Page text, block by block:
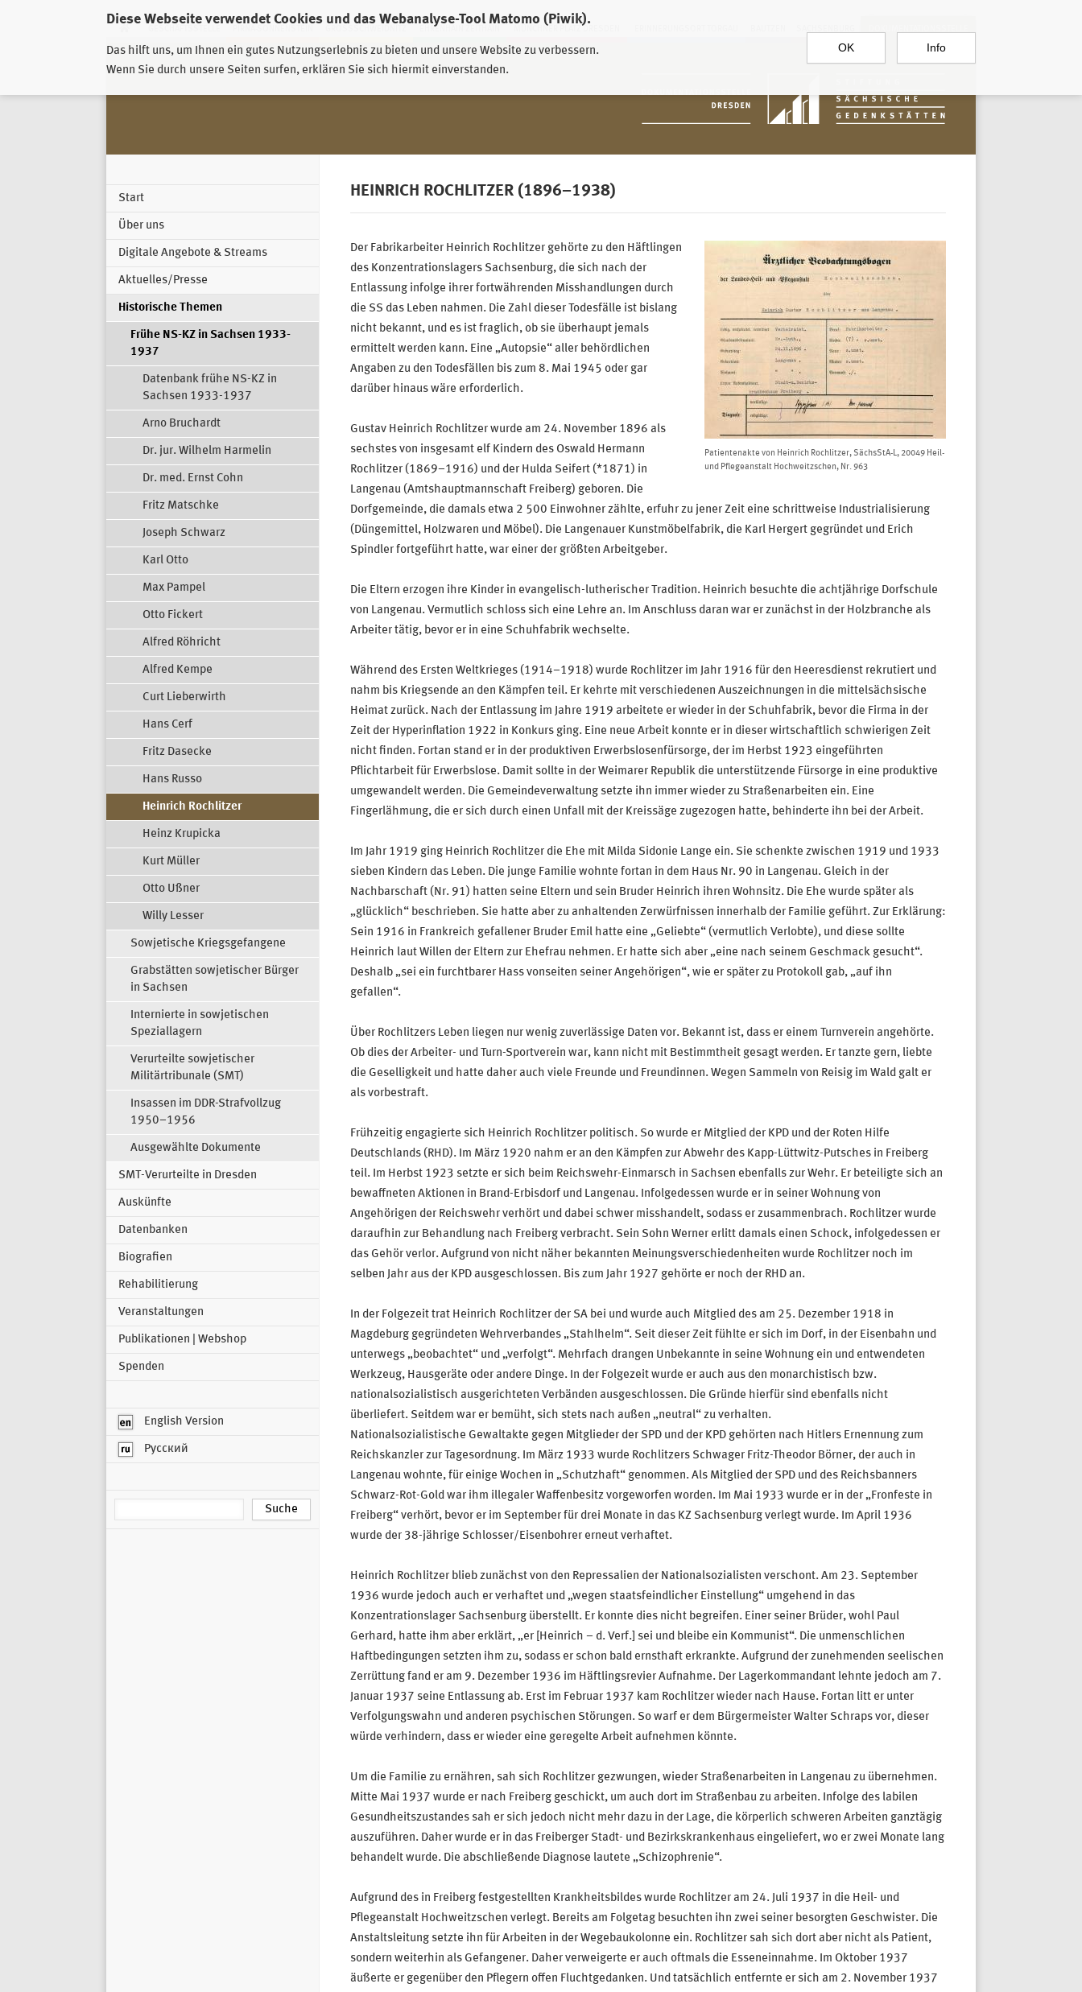
Diese Webseite verwendet Cookies und das Webanalyse-Tool Matomo (Piwik).
Das hilft uns, um Ihnen ein gutes Nutzungserlebnis zu bieten und unsere Website zu verbessern.
Wenn Sie durch unsere Seiten surfen, erklären Sie sich hiermit einverstanden.
OK Info
EHRENHAIN ZEITHAIN MÜNCHNER PLATZ DRESDEN
Start
Über uns
Digitale Angebote & Streams
Aktuelles/Presse
Historische Themen
Frühe NS-KZ in Sachsen 1933-
1937
Datenbank frühe NS-KZ in
Sachsen 1933-1937
Arno Bruchardt
Dr. jur. Wilhelm Harmelin
Dr. med. Ernst Cohn
Fritz Matschke
Joseph Schwarz
Karl Otto
Max Pampel
Otto Fickert
Alfred Röhricht
Alfred Kempe
Curt Lieberwirth
Hans Cerf
Fritz Dasecke
Hans Russo
Heinrich Rochlitzer
Heinz Krupicka
Kurt Müller
Otto Ußner
Willy Lesser
Sowjetische Kriegsgefangene
Grabstätten sowjetischer Bürger
in Sachsen
Internierte in sowjetischen
Speziallagern
Verurteilte sowjetischer
Militärtribunale (SMT)
Insassen im DDR-Strafvollzug
1950–1956
Ausgewählte Dokumente
SMT-Verurteilte in Dresden
Auskünfte
Datenbanken
Biografien
Rehabilitierung
Veranstaltungen
Publikationen | Webshop
Spenden
English Version
Русский
HEINRICH ROCHLITZER (1896–1938)
Patientenakte von Heinrich Rochlitzer, SächsStA-L, 20049 Heil-
und Pflegeanstalt Hochweitzschen, Nr. 963
Der Fabrikarbeiter Heinrich Rochlitzer gehörte zu den Häftlingen
des Konzentrationslagers Sachsenburg, die sich nach der
Entlassung infolge ihrer fortwährenden Misshandlungen durch
die SS das Leben nahmen. Die Zahl dieser Todesfälle ist bislang
nicht bekannt, und es ist fraglich, ob sie überhaupt jemals
ermittelt werden kann. Eine „Autopsie“ aller behördlichen
Angaben zu den Todesfällen bis zum 8. Mai 1945 oder gar
darüber hinaus wäre erforderlich.
Gustav Heinrich Rochlitzer wurde am 24. November 1896 als
sechstes von insgesamt elf Kindern des Oswald Hermann
Rochlitzer (1869–1916) und der Hulda Seifert (*1871) in
Langenau (Amtshauptmannschaft Freiberg) geboren. Die
Dorfgemeinde, die damals etwa 2 500 Einwohner zählte, erfuhr zu jener Zeit eine schrittweise Industrialisierung
(Düngemittel, Holzwaren und Möbel). Die Langenauer Kunstmöbelfabrik, die Karl Hergert gegründet und Erich
Spindler fortgeführt hatte, war einer der größten Arbeitgeber.
Die Eltern erzogen ihre Kinder in evangelisch-lutherischer Tradition. Heinrich besuchte die achtjährige Dorfschule
von Langenau. Vermutlich schloss sich eine Lehre an. Im Anschluss daran war er zunächst in der Holzbranche als
Arbeiter tätig, bevor er in eine Schuhfabrik wechselte.
Während des Ersten Weltkrieges (1914–1918) wurde Rochlitzer im Jahr 1916 für den Heeresdienst rekrutiert und
nahm bis Kriegsende an den Kämpfen teil. Er kehrte mit verschiedenen Auszeichnungen in die mittelsächsische
Heimat zurück. Nach der Entlassung im Jahre 1919 arbeitete er wieder in der Schuhfabrik, bevor die Firma in der
Zeit der Hyperinflation 1922 in Konkurs ging. Eine neue Arbeit konnte er in dieser wirtschaftlich schwierigen Zeit
nicht finden. Fortan stand er in der produktiven Erwerbslosenfürsorge, der im Herbst 1923 eingeführten
Pflichtarbeit für Erwerbslose. Damit sollte in der Weimarer Republik die unterstützende Fürsorge in eine produktive
umgewandelt werden. Die Gemeindeverwaltung setzte ihn immer wieder zu Straßenarbeiten ein. Eine
Fingerlähmung, die er sich durch einen Unfall mit der Kreissäge zugezogen hatte, behinderte ihn bei der Arbeit.
Im Jahr 1919 ging Heinrich Rochlitzer die Ehe mit Milda Sidonie Lange ein. Sie schenkte zwischen 1919 und 1933
sieben Kindern das Leben. Die junge Familie wohnte fortan in dem Haus Nr. 90 in Langenau. Gleich in der
Nachbarschaft (Nr. 91) hatten seine Eltern und sein Bruder Heinrich ihren Wohnsitz. Die Ehe wurde später als
„glücklich“ beschrieben. Sie hatte aber zu anhaltenden Zerwürfnissen innerhalb der Familie geführt. Zur Erklärung:
Sein 1916 in Frankreich gefallener Bruder Emil hatte eine „Geliebte“ (vermutlich Verlobte), und diese sollte
Heinrich laut Willen der Eltern zur Ehefrau nehmen. Er hatte sich aber „eine nach seinem Geschmack gesucht“.
Deshalb „sei ein furchtbarer Hass vonseiten seiner Angehörigen“, wie er später zu Protokoll gab, „auf ihn
gefallen“.
Über Rochlitzers Leben liegen nur wenig zuverlässige Daten vor. Bekannt ist, dass er einem Turnverein angehörte.
Ob dies der Arbeiter- und Turn-Sportverein war, kann nicht mit Bestimmtheit gesagt werden. Er tanzte gern, liebte
die Geselligkeit und hatte daher auch viele Freunde und Freundinnen. Wegen Sammeln von Reisig im Wald galt er
als vorbestraft.
Frühzeitig engagierte sich Heinrich Rochlitzer politisch. So wurde er Mitglied der KPD und der Roten Hilfe
Deutschlands (RHD). Im März 1920 nahm er an den Kämpfen zur Abwehr des Kapp-Lüttwitz-Putsches in Freiberg
teil. Im Herbst 1923 setzte er sich beim Reichswehr-Einmarsch in Sachsen ebenfalls zur Wehr. Er beteiligte sich an
bewaffneten Aktionen in Brand-Erbisdorf und Langenau. Infolgedessen wurde er in seiner Wohnung von
Angehörigen der Reichswehr verhört und dabei schwer misshandelt, sodass er zusammenbrach. Rochlitzer wurde
daraufhin zur Behandlung nach Freiberg verbracht. Sein Sohn Werner erlitt damals einen Schock, infolgedessen er
das Gehör verlor. Aufgrund von nicht näher bekannten Meinungsverschiedenheiten wurde Rochlitzer noch im
selben Jahr aus der KPD ausgeschlossen. Bis zum Jahr 1927 gehörte er noch der RHD an.
In der Folgezeit trat Heinrich Rochlitzer der SA bei und wurde auch Mitglied des am 25. Dezember 1918 in
Magdeburg gegründeten Wehrverbandes „Stahlhelm“. Seit dieser Zeit fühlte er sich im Dorf, in der Eisenbahn und
unterwegs „beobachtet“ und „verfolgt“. Mehrfach drangen Unbekannte in seine Wohnung ein und entwendeten
Werkzeug, Hausgeräte oder andere Dinge. In der Folgezeit wurde er auch aus den monarchistisch bzw.
nationalsozialistisch ausgerichteten Verbänden ausgeschlossen. Die Gründe hierfür sind ebenfalls nicht
überliefert. Seitdem war er bemüht, sich stets nach außen „neutral“ zu verhalten.
Nationalsozialistische Gewaltakte gegen Mitglieder der SPD und der KPD gehörten nach Hitlers Ernennung zum
Reichskanzler zur Tagesordnung. Im März 1933 wurde Rochlitzers Schwager Fritz-Theodor Börner, der auch in
Langenau wohnte, für einige Wochen in „Schutzhaft“ genommen. Als Mitglied der SPD und des Reichsbanners
Schwarz-Rot-Gold war ihm illegaler Waffenbesitz vorgeworfen worden. Im Mai 1933 wurde er in der „Fronfeste in
Freiberg“ verhört, bevor er im September für drei Monate in das KZ Sachsenburg verlegt wurde. Im April 1936
wurde der 38-jährige Schlosser/Eisenbohrer erneut verhaftet.
Heinrich Rochlitzer blieb zunächst von den Repressalien der Nationalsozialisten verschont. Am 23. September
1936 wurde jedoch auch er verhaftet und „wegen staatsfeindlicher Einstellung“ umgehend in das
Konzentrationslager Sachsenburg überstellt. Er konnte dies nicht begreifen. Einer seiner Brüder, wohl Paul
Gerhard, hatte ihm aber erklärt, „er [Heinrich – d. Verf.] sei und bleibe ein Kommunist“. Die unmenschlichen
Haftbedingungen setzten ihm zu, sodass er schon bald ernsthaft erkrankte. Aufgrund der zunehmenden seelischen
Zerrüttung fand er am 9. Dezember 1936 im Häftlingsrevier Aufnahme. Der Lagerkommandant lehnte jedoch am 7.
Januar 1937 seine Entlassung ab. Erst im Februar 1937 kam Rochlitzer wieder nach Hause. Fortan litt er unter
Verfolgungswahn und anderen psychischen Störungen. So warf er dem Bürgermeister Walter Schraps vor, dieser
würde verhindern, dass er wieder eine geregelte Arbeit aufnehmen könnte.
Um die Familie zu ernähren, sah sich Rochlitzer gezwungen, wieder Straßenarbeiten in Langenau zu übernehmen.
Mitte Mai 1937 wurde er nach Freiberg geschickt, um auch dort im Straßenbau zu arbeiten. Infolge des labilen
Gesundheitszustandes sah er sich jedoch nicht mehr dazu in der Lage, die körperlich schweren Arbeiten ganztägig
auszuführen. Daher wurde er in das Freiberger Stadt- und Bezirkskrankenhaus eingeliefert, wo er zwei Monate lang
behandelt wurde. Die abschließende Diagnose lautete „Schizophrenie“.
Aufgrund des in Freiberg festgestellten Krankheitsbildes wurde Rochlitzer am 24. Juli 1937 in die Heil- und
Pflegeanstalt Hochweitzschen verlegt. Bereits am Folgetag besuchten ihn zwei seiner besorgten Geschwister. Die
Anstaltsleitung setzte ihn für Arbeiten in der Wegebaukolonne ein. Rochlitzer sah sich dort aber nicht als Patient,
sondern weiterhin als Gefangener. Daher verweigerte er auch oftmals die Esseneinnahme. Im Oktober 1937
äußerte er gegenüber den Pflegern offen Fluchtgedanken. Und tatsächlich entfernte er sich am 2. November 1937